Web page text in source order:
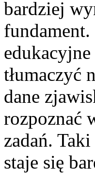
bardziej
fundament.
tłumaczyć
dane
rozpoznać
zadań.
staje się